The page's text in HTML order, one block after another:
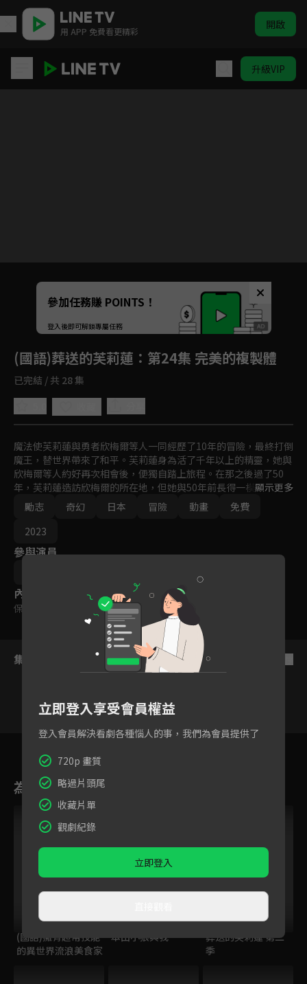
用 APP 免費看更精彩 開啟
升級VIP
Unmute
如有不便請見諒
參加任務賺 POINTS！
登入後即可解鎖專屬任務
(國語)葬送的芙莉蓮 ：第24集 完美的複製體
已完結 / 共 28 集
魔法使芙莉蓮與勇者欣梅爾等人一同經歷了10年的冒險，最終打倒
魔王，替世界帶來了和平。芙莉蓮身為活了千年以上的精靈，她與
欣梅爾等人約好再次相會後，便獨自踏上旅程。在那之後過了50
年，芙莉蓮造訪欣梅爾的所在地，但她與50年前長得一模一樣，相
較之下欣梅爾已經老去，早已時日無多。之後，芙莉蓮親眼見到過
世的欣梅爾，深深體悟自己至今都沒有去「了解他人」，對此感到
懊悔的她，決定「為了了解他人」而踏上旅程。與各種人的邂逅，
顯示更多
勵志
奇幻 日本 冒險 動畫
免費
2023
參與演員
內容標籤
保護級
集數列表
為您推薦
(國語)擁有超常技能
的異世界流浪美食家
本田小狼與我
葬送的芙莉蓮 第二
季
立即登入享受會員權益
登入會員解決看劇各種惱人的事，我們為會員提供了
720p 畫質
略過片頭尾
收藏片單
觀劇紀錄
立即登入